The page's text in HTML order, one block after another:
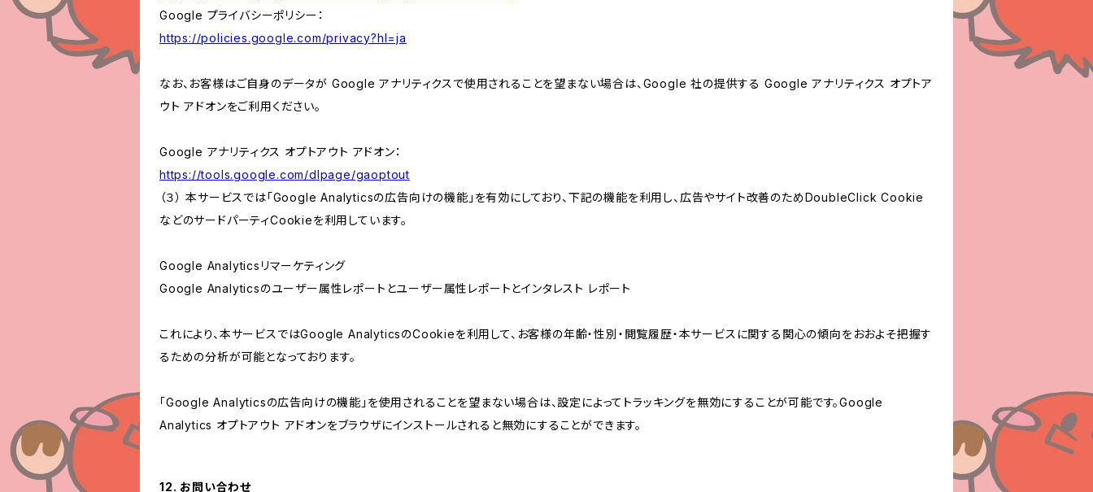
Google プライバシーポリシー：
https://policies.google.com/privacy?hl=ja
なお、お客様はご自身のデータが Google アナリティクスで使用されることを望まない場合は、Google 社の提供する Google アナリティクス オプトア
ウト アドオンをご利用ください。
Google アナリティクス オプトアウト アドオン：
https://tools.google.com/dlpage/gaoptout
（３） 本サービスでは「Google Analyticsの広告向けの機能」を有効にしており、下記の機能を利用し、広告やサイト改善のためDoubleClick Cookie
などのサードパーティCookieを利用しています。
Google Analyticsリマーケティング
Google Analyticsのユーザー属性レポートとユーザー属性レポートとインタレスト レポート
これにより、本サービスではGoogle AnalyticsのCookieを利用して、お客様の年齢・性別・閲覧履歴・本サービスに関する関心の傾向をおおよそ把握す
るための分析が可能となっております。
「Google Analyticsの広告向けの機能」を使用されることを望まない場合は、設定によってトラッキングを無効にすることが可能です。Google
Analytics オプトアウト アドオンをブラウザにインストールされると無効にすることができます。
12. お問い合わせ